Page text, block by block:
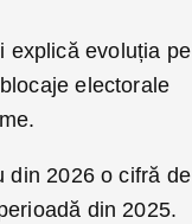
explică evoluția pe
electorale
din 2026 o cifră de
din 2025.